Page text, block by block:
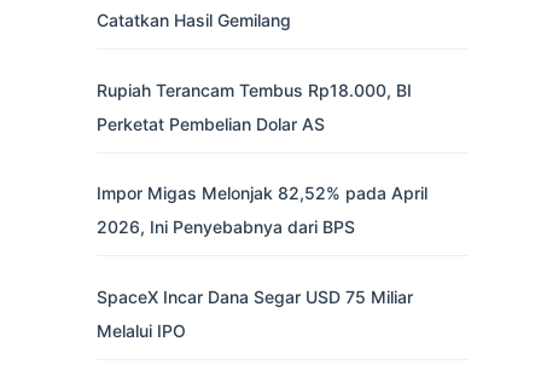
Catatkan Hasil Gemilang
Rupiah Terancam Tembus Rp18.000, BI
Perketat Pembelian Dolar AS
Impor Migas Melonjak 82,52% pada April
2026, Ini Penyebabnya dari BPS
SpaceX Incar Dana Segar USD 75 Miliar
Melalui IPO